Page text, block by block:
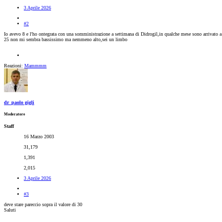
3 Aprile 2026
#2
Io avevo 8 e l'ho ontegrata con una somministrazione a settimana di Didrogil,in qualche mese sono arrivato
25 non mi sembra bassissimo ma nemmeno alto,sei un limbo
Reazioni: Mammmm
dr_paolo gigli
Moderatore
Staff
16 Marzo 2003
31,179
1,391
2,015
3 Aprile 2026
#3
deve stare pareccio sopra il valore di 30
Saluti